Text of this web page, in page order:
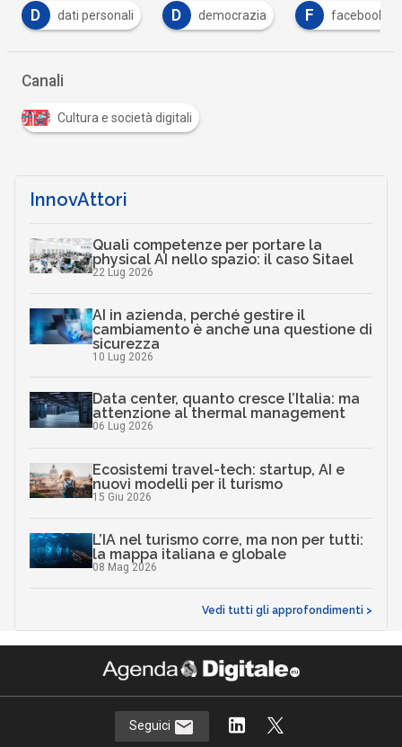
D democrazia F facebook Intelligenza
Canali
Cultura e società digitali
InnovAttori
Quali competenze per portare la
physical AI nello spazio: il caso Sitael
22 Lug 2026
AI in azienda, perché gestire il
cambiamento è anche una questione di
sicurezza
10 Lug 2026
Data center, quanto cresce l’Italia: ma
attenzione al thermal management
06 Lug 2026
Ecosistemi travel-tech: startup, AI e
nuovi modelli per il turismo
15 Giu 2026
L’IA nel turismo corre, ma non per tutti:
la mappa italiana e globale
08 Mag 2026
Vedi tutti gli approfondimenti >
Seguici